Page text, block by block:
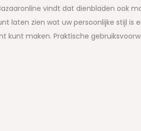
vindt dat dienbladen ook
laten zien wat uw persoonlijke stijl is
kunt maken. Praktische